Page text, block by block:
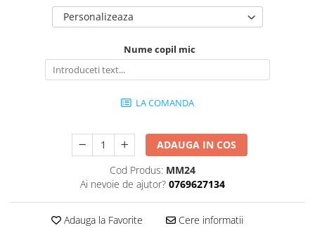
Personalizeaza
Nume copil mic
LA COMANDA
ADAUGA IN COS
Cod Produs: MM24
Ai nevoie de ajutor? 0769627134
Adauga la Favorite Cere informatii